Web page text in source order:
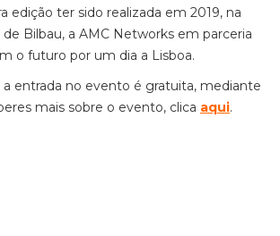
edição ter sido realizada em 2019, na
Bilbau, a AMC Networks em parceria
o futuro por um dia a Lisboa.
a entrada no evento é gratuita, mediante
mais sobre o evento, clica aqui.